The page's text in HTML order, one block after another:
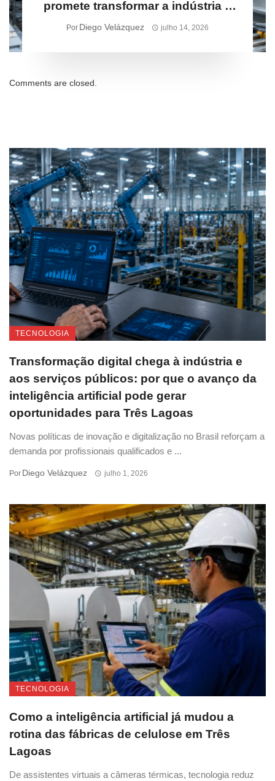
promete transformar a indústria e
pode acelerar inovação em Três
Por Diego Velázquez julho 14, 2026
Comments are closed.
TECNOLOGIA
Transformação digital chega à indústria e
aos serviços públicos: por que o avanço da
inteligência artificial pode gerar
oportunidades para Três Lagoas
Novas políticas de inovação e digitalização no Brasil reforçam a
demanda por profissionais qualificados e ...
Por Diego Velázquez julho 1, 2026
TECNOLOGIA
Como a inteligência artificial já mudou a
rotina das fábricas de celulose em Três
Lagoas
De assistentes virtuais a câmeras térmicas, tecnologia reduz